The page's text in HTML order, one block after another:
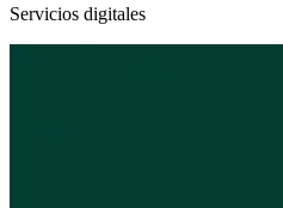
Servicios digitales